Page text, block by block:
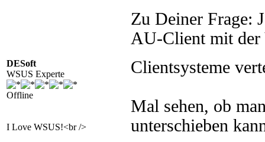
DESoft
WSUS Experte
Offline
I Love WSUS!<br />
Zu Deiner Frage:
AU-Client mit der
Clientsysteme
Mal sehen, ob
unterschieben